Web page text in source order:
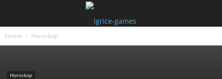
Home Horoskop
Horoskop